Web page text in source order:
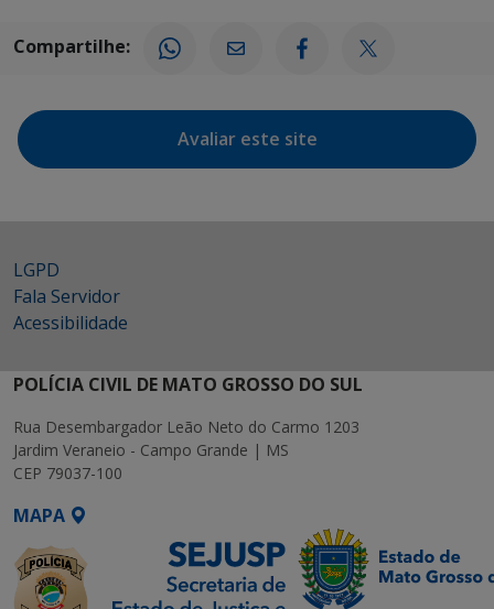
Compartilhe:
Avaliar este site
LGPD
Fala Servidor
Acessibilidade
POLÍCIA CIVIL DE MATO GROSSO DO SUL
Rua Desembargador Leão Neto do Carmo 1203
Jardim Veraneio - Campo Grande | MS
CEP 79037-100
MAPA